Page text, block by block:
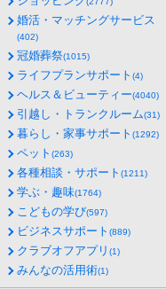
婚活・マッチングサービス
(402)
冠婚葬祭(1015)
ライフプランサポート (4)
ヘルス＆ビューティー(4040)
引越し・トランクルーム(31)
暮らし・家事サポート (1292)
ペット (263)
各種相談・サポート (1211)
学ぶ・趣味(1764)
こどもの学び(597)
ビジネスサポート (889)
クラブオフアプリ (1)
みんなの活用術(1)